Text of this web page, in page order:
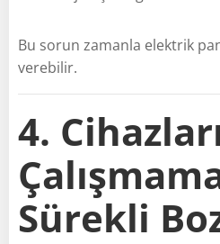
Bu sorun zamanla elektrik
verebilir.
4.
Sürekli